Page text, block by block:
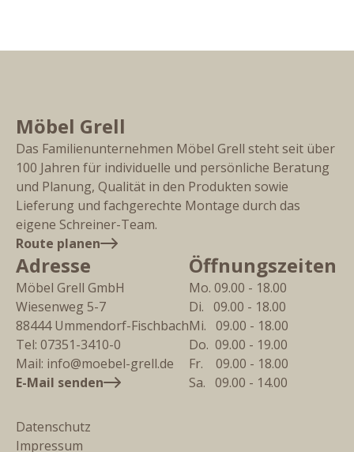
Möbel Grell
Das Familienunternehmen Möbel Grell steht seit über
100 Jahren für individuelle und persönliche Beratung
und Planung, Qualität in den Produkten sowie
Lieferung und fachgerechte Montage durch das
eigene Schreiner-Team.
Route planen
Adresse
Möbel Grell GmbH
Wiesenweg 5-7
88444 Ummendorf-Fischbach
Tel: 07351-3410-0
Mail: info@moebel-grell.de
E-Mail senden
Öffnungszeiten
Mo. 09.00 - 18.00
Di.   09.00 - 18.00
Mi.   09.00 - 18.00
Do.  09.00 - 19.00
Fr.    09.00 - 18.00
Sa.   09.00 - 14.00
Datenschutz
Impressum